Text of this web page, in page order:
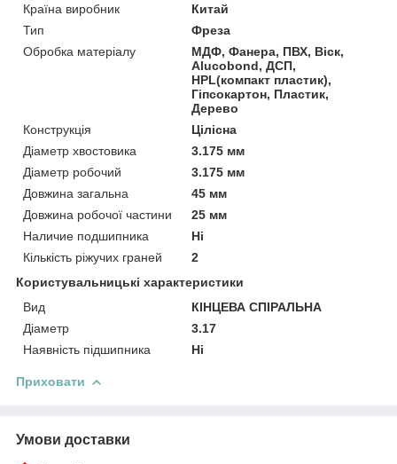
Країна виробник
Китай
Тип
Фреза
Обробка матеріалу
МДФ, Фанера, ПВХ, Віск,
Alucobond, ДСП,
HPL(компакт пластик),
Гіпсокартон, Пластик,
Дерево
Конструкція
Цілісна
Діаметр хвостовика
3.175 мм
Діаметр робочий
3.175 мм
Довжина загальна
45 мм
Довжина робочої частини
25 мм
Наличие подшипника
Ні
Кількість ріжучих граней
2
Користувальницькі характеристики
Вид
КІНЦЕВА СПІРАЛЬНА
Діаметр
3.17
Наявність підшипника
Ні
Приховати
Умови доставки